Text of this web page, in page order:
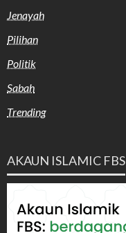
Jenayah
Pilihan
Politik
Sabah
Trending
AKAUN ISLAMIC FBS